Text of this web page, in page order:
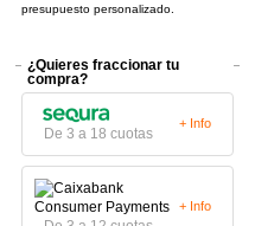
presupuesto personalizado.
¿Quieres fraccionar tu
compra?
De 3 a 18 cuotas
+ Info
+ Info